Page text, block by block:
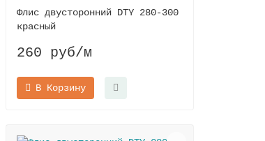
Флис двусторонний DTY 280-300
красный
260 руб/м
В Корзину